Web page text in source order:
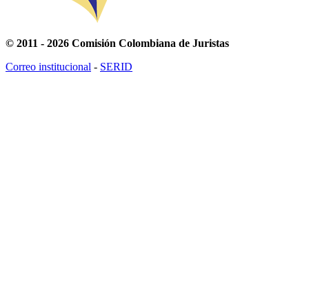
© 2011 - 2026 Comisión Colombiana de Juristas
Correo institucional - SERID